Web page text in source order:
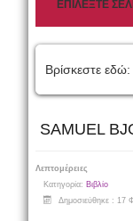
Βρίσκεστε εδώ:
SAMUEL
Λεπτομέρειες
Κατηγορία: Βιβλίο
Δημοσιεύθηκε : 17